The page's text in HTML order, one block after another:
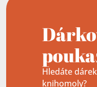
Hledáte
knihomoly?